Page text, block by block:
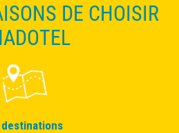
DE CHOISIR
destinations